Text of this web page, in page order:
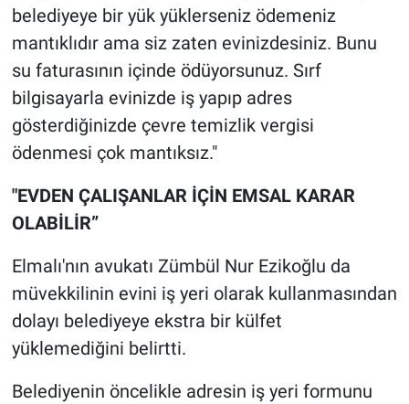
belediyeye bir yük yüklerseniz ödemeniz
mantıklıdır ama siz zaten evinizdesiniz. Bunu
su faturasının içinde ödüyorsunuz. Sırf
bilgisayarla evinizde iş yapıp adres
gösterdiğinizde çevre temizlik vergisi
ödenmesi çok mantıksız."
"EVDEN ÇALIŞANLAR İÇİN EMSAL KARAR
OLABİLİR”
Elmalı'nın avukatı Zümbül Nur Ezikoğlu da
müvekkilinin evini iş yeri olarak kullanmasından
dolayı belediyeye ekstra bir külfet
yüklemediğini belirtti.
Belediyenin öncelikle adresin iş yeri formunu